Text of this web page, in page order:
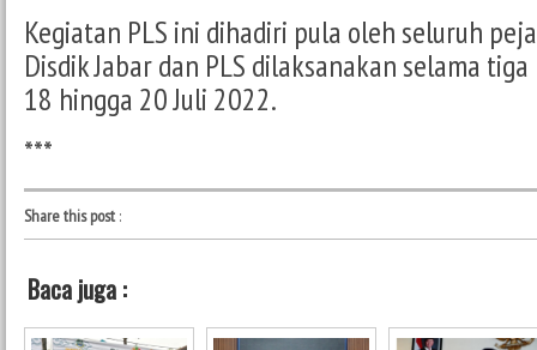
Kegiatan PLS ini dihadiri pula oleh seluruh
Disdik Jabar dan PLS dilaksanakan selama
18 hingga 20 Juli 2022.
***
Share this post:
Baca juga :